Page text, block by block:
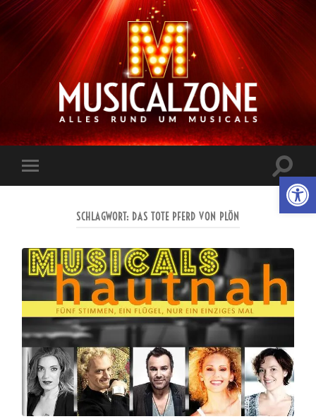
Musicalzone.de
Mobile-
Menü
ein-/
SCHLAGWORT: DAS TOTE PFERD VON PLÖN